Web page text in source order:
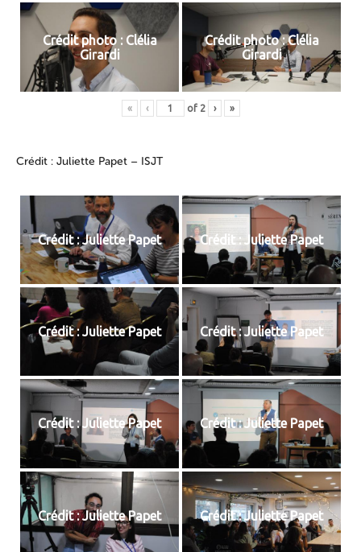
Crédit photo : Clélia
Girardi
Crédit photo : Clélia
Girardi
« ‹ of 2 › »
Crédit : Juliette Papet – ISJT
Crédit : Juliette Papet Crédit : Juliette Papet
Crédit : Juliette Papet Crédit : Juliette Papet
Crédit : Juliette Papet Crédit : Juliette Papet
Crédit : Juliette Papet Crédit : Juliette Papet